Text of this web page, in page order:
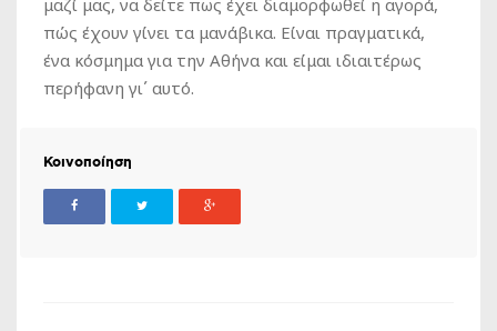
μαζί μας, να δείτε πως έχει διαμορφωθεί η αγορά,
πώς έχουν γίνει τα μανάβικα. Είναι πραγματικά,
ένα κόσμημα για την Αθήνα και είμαι ιδιαιτέρως
περήφανη γι΄ αυτό.
Κοινοποίηση